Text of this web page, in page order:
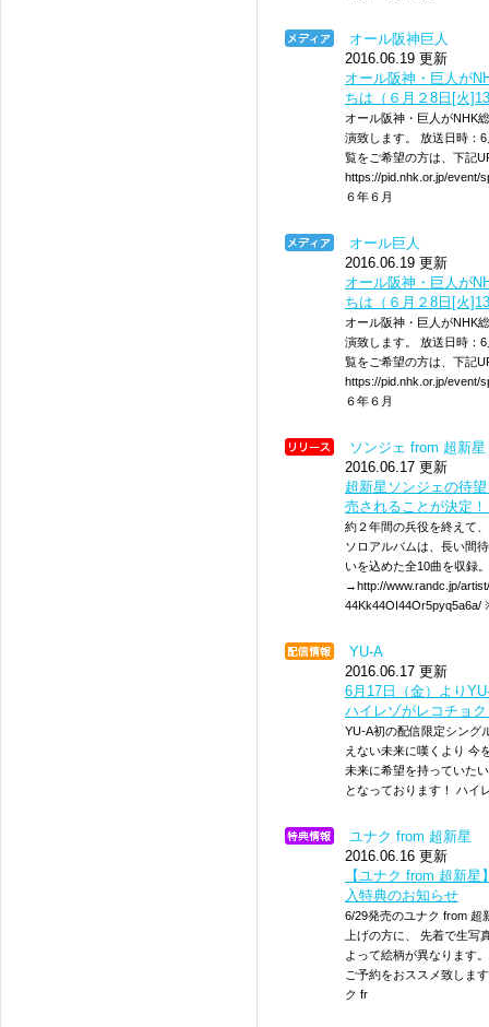
オール阪神巨人
2016.06.19 更新
オール阪神・巨人が
ちは（６月２8日[火
オール阪神・巨人がNHK
演致します。 放送日時：
覧をご希望の方は、下記
https://pid.nhk.or.jp/event/
６年６月
オール巨人
2016.06.19 更新
オール阪神・巨人が
ちは（６月２8日[火
オール阪神・巨人がNHK
演致します。 放送日時：
覧をご希望の方は、下記
https://pid.nhk.or.jp/event/
６年６月
ソンジェ from 超新星
2016.06.17 更新
超新星ソンジェの待
売されることが決定
約２年間の兵役を終えて
ソロアルバムは、長い間
いを込めた全10曲を収録
→http://www.randc.jp/
44Kk44OI44Or5pyq5a6a/
YU-A
2016.06.17 更新
6月17日（金）より
ハイレゾがレコチョ
YU-A初の配信限定シン
えない未来に嘆くより 今
未来に希望を持っていた
となっております！ ハ
ユナク from 超新星
2016.06.16 更新
【ユナク from 超新
入特典のお知らせ
6/29発売のユナク from 超
上げの方に、 先着で生写
よって絵柄が異なります
ご予約をおススメ致しま
ク fr